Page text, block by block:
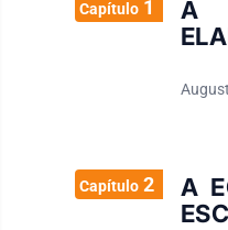
Capítulo1
A
Capítulo2
A